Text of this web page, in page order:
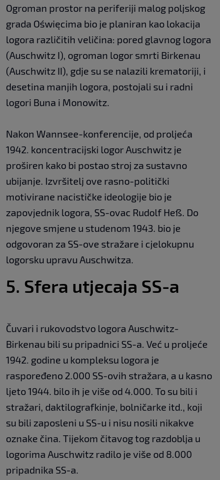
Ogroman prostor na periferiji malog poljskog
grada Oświęcima bio je planiran kao lokacija
logora različitih veličina: pored glavnog logora
(Auschwitz I), ogroman logor smrti Birkenau
(Auschwitz II), gdje su se nalazili krematoriji, i
desetina manjih logora, postojali su i radni
logori Buna i Monowitz.
Nakon Wannsee-konferencije, od proljeća
1942. koncentracijski logor Auschwitz je
proširen kako bi postao stroj za sustavno
ubijanje. Izvršitelj ove rasno-politički
motivirane nacističke ideologije bio je
zapovjednik logora, SS-ovac Rudolf Heß. Do
njegove smjene u studenom 1943. bio je
odgovoran za SS-ove stražare i cjelokupnu
logorsku upravu Auschwitza.
5. Sfera utjecaja SS-a
Čuvari i rukovodstvo logora Auschwitz-
Birkenau bili su pripadnici SS-a. Već u proljeće
1942. godine u kompleksu logora je
raspoređeno 2.000 SS-ovih stražara, a u kasno
ljeto 1944. bilo ih je više od 4.000. To su bili i
stražari, daktilografkinje, bolničarke itd., koji
su bili zaposleni u SS-u i nisu nosili nikakve
oznake čina. Tijekom čitavog tog razdoblja u
logorima Auschwitz radilo je više od 8.000
pripadnika SS-a.